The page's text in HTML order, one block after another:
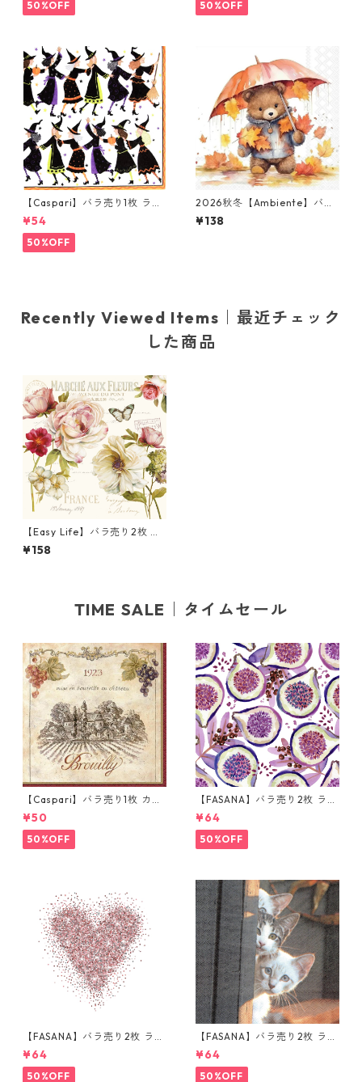
50%OFF 50%OFF
【Caspari】バラ売り1枚 ラン
チサイズ ペーパーナプキン Wi
tches Conga Line ホワイト
¥54
50%OFF
2026秋冬【Ambiente】バラ
売り2枚 ランチサイズ ペーパ
ーナプキン Umbrella Bear ホ
¥138
Recently Viewed Items｜最近チェック
した商品
【Easy Life】バラ売り2枚 ラ
ンチサイズ ペーパーナプキン
MARCHE AUX FLEURS クリー
¥158
TIME SALE｜タイムセール
【Caspari】バラ売り1枚 カク
テルサイズ ペーパーナプキン
Wine Labels ベージュ
¥50
50%OFF
【FASANA】バラ売り2枚 ラン
チサイズ ペーパーナプキン Fr
esh passion fruits ホワイト
¥64
50%OFF
【FASANA】バラ売り2枚 ラン
チサイズ ペーパーナプキン Gl
itter love ホワイト
¥64
50%OFF
【FASANA】バラ売り2枚 ラン
チサイズ ペーパーナプキン Th
ree Friends グレー
¥64
50%OFF